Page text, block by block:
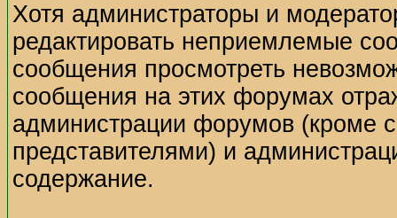
Хотя администраторы и
редактировать неприемлемые
сообщения просмотреть
сообщения на этих форумах
администрации форумов (кроме
представителями) и
содержание.